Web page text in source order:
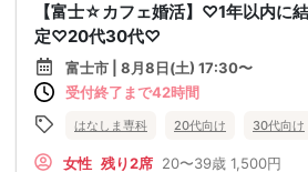
【富士☆カフェ婚活】♡1年以内に
定♡20代30代♡
富士市 | 8月8日(土) 17:30〜
受付終了まで42時間
はなしま専科 20代向け 30代向け
女性 残り2席 20〜39歳 1,500円